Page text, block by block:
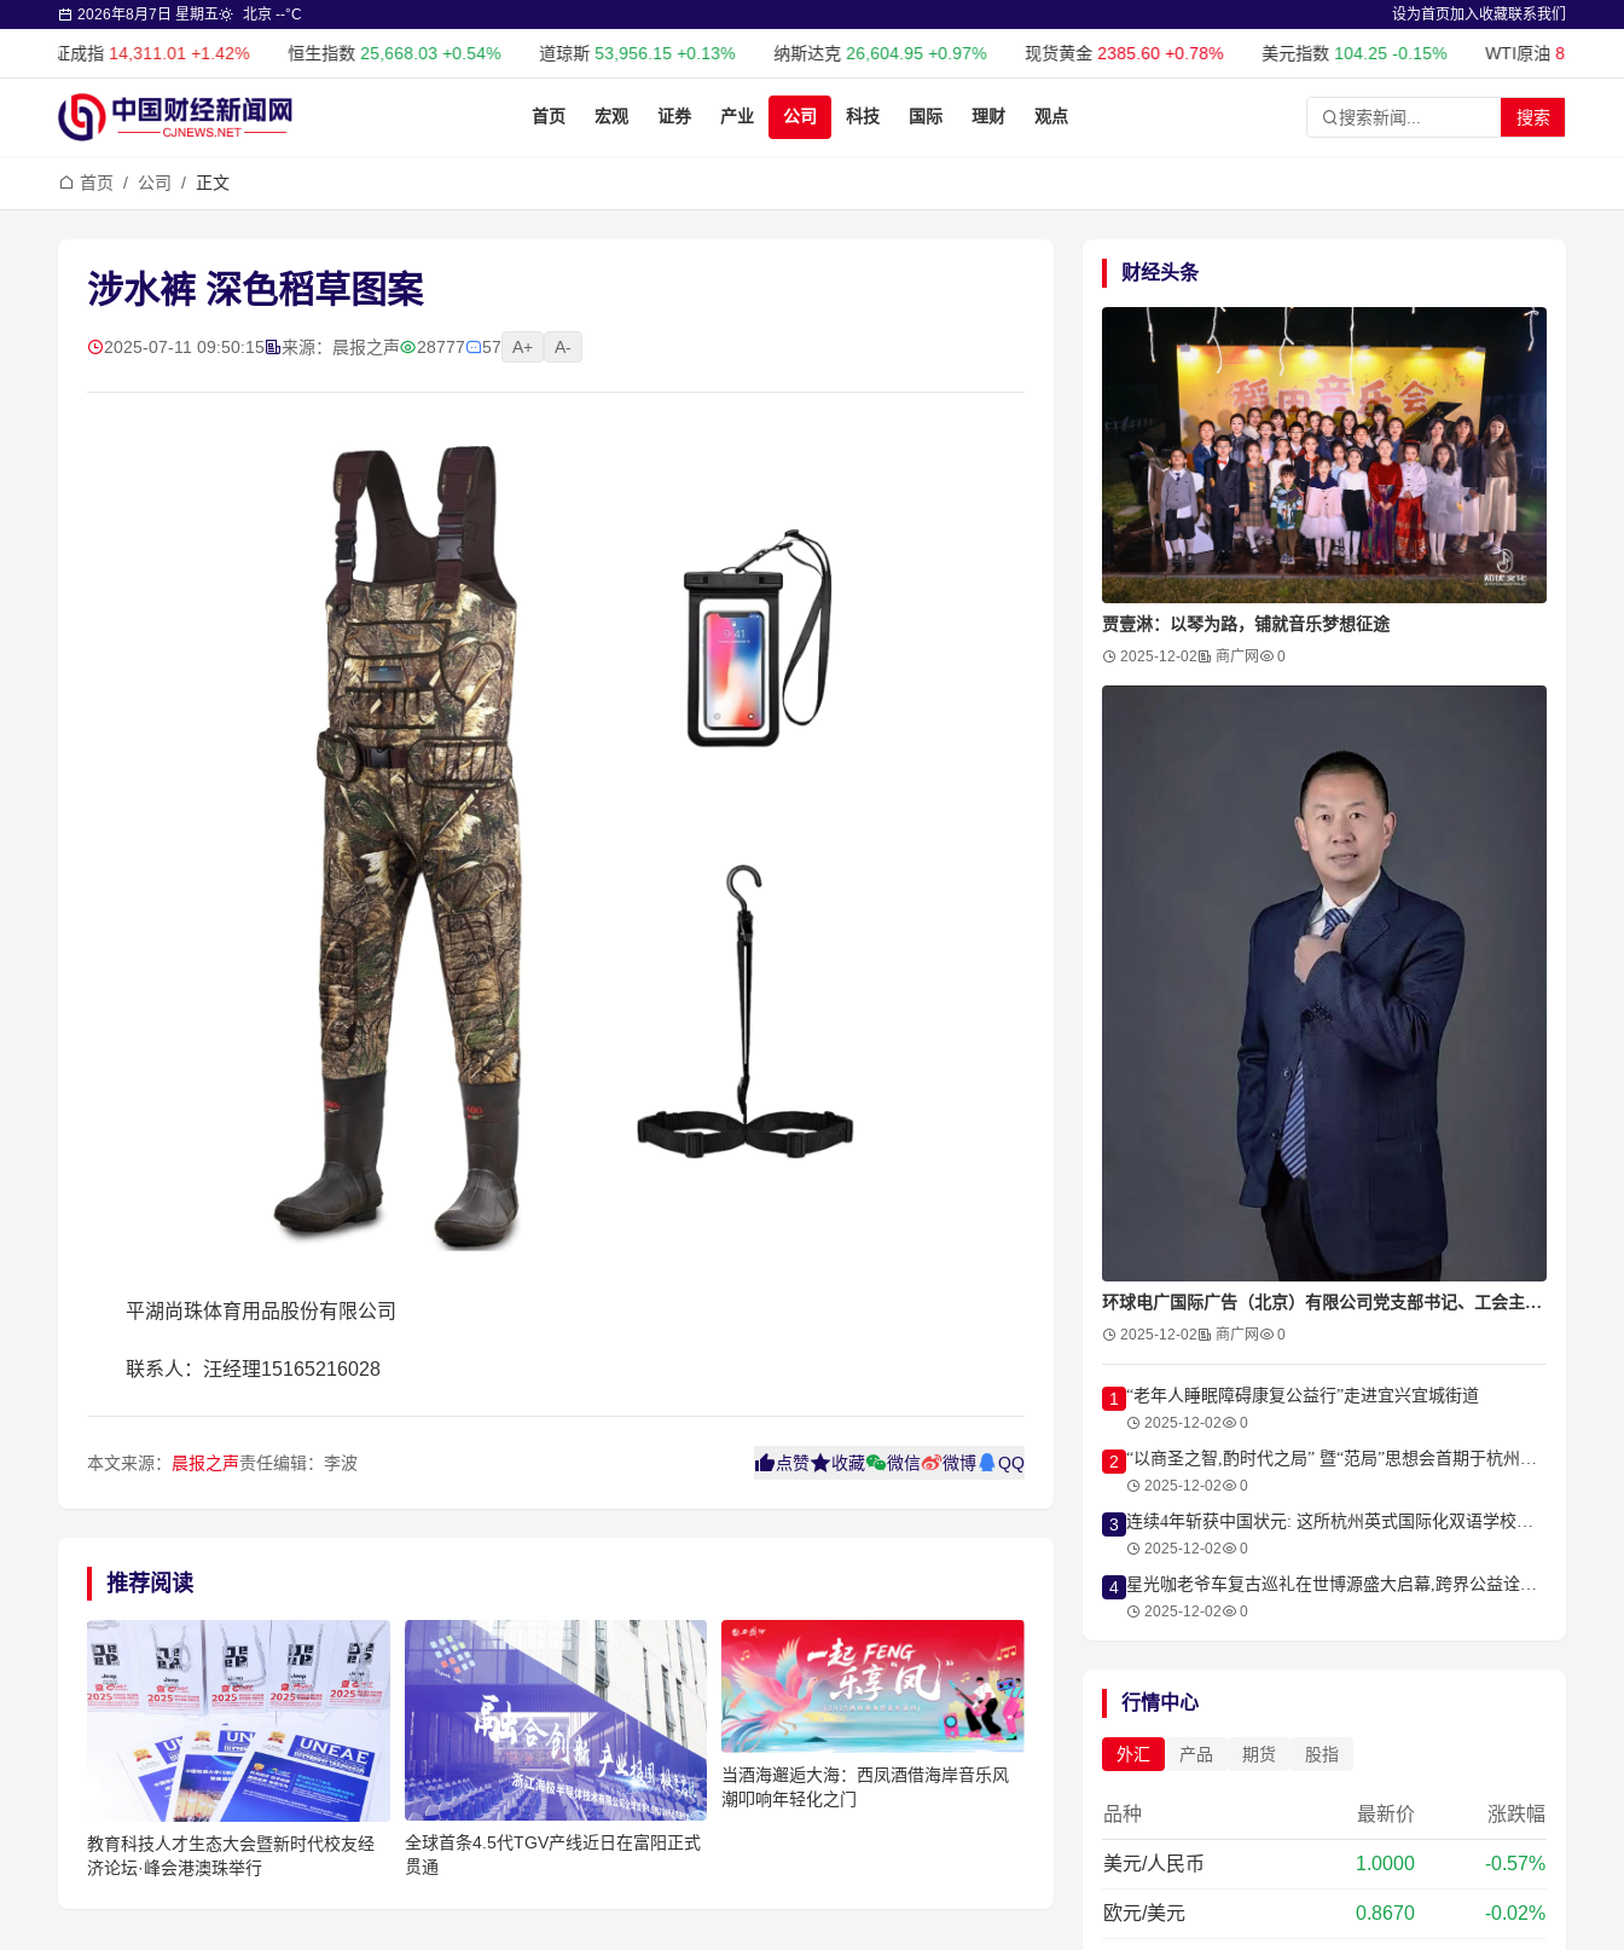
2026年8月7日 星期五 北京 --°C 设为首页加入收藏联系我们
深证成指14,311.01 +1.42% 恒生指数25,668.03 +0.54% 道琼斯53,956.15 +0.13% 纳斯达克26,604.95 +0.97% 现货黄金2385.60 +0.78% 美元指数104.25 -0.15% WTI原油82.35
首页 宏观 证券 产业 公司 科技 国际 理财 观点 搜索新闻... 搜索
首页 / 公司 / 正文
涉水裤 深色稻草图案
2025-07-11 09:50:15 来源：晨报之声 28777 57 A+ A-
平湖尚珠体育用品股份有限公司
联系人：汪经理15165216028
本文来源： 晨报之声责任编辑：李波 点赞 收藏 微信 微博 QQ
推荐阅读
教育科技人才生态大会暨新时代校友经
济论坛·峰会港澳珠举行
全球首条4.5代TGV产线近日在富阳正式
贯通
当酒海邂逅大海：西凤酒借海岸音乐风
潮叩响年轻化之门
财经头条
贾壹淋：以琴为路，铺就音乐梦想征途
2025-12-02 商广网 0
环球电广国际广告（北京）有限公司党支部书记、工会主席陈海斌
2025-12-02 商广网 0
1 “老年人睡眠障碍康复公益行”走进宜兴宜城街道
2025-12-02 0
2
2025-12-02 0
3
2025-12-02 0
4
2025-12-02 0
行情中心
外汇 产品 期货 股指
品种 最新价 涨跌幅
美元/人民币 1.0000 -0.57%
欧元/美元 0.8670 -0.02%